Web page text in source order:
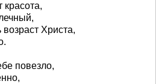
красота,
Христа,
повезло,